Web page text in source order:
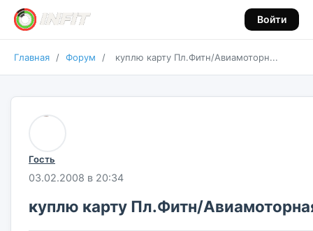
Войти
Главная / Форум / куплю карту Пл.Фитн/Авиамоторн...
Гость
03.02.2008 в 20:34
куплю карту Пл.Фитн/